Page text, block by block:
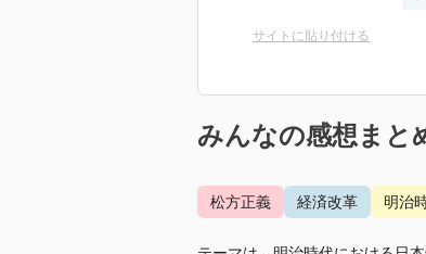
サイトに貼り付ける
みんなの感想まと
松方正義 経済改革 明治